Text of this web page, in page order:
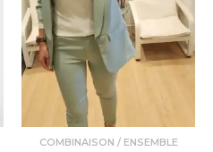
plusieurs
variations.
Les
options
choisies
COMBINAISON / ENSEMBLE